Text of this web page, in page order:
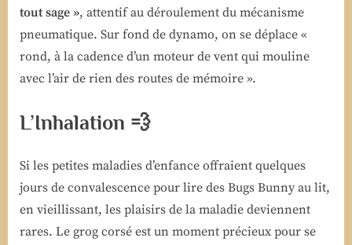
tout sage », attentif au déroulement du mécanisme
pneumatique. Sur fond de dynamo, on se déplace «
rond, à la cadence d’un moteur de vent qui mouline
avec l’air de rien des routes de mémoire ».
L’Inhalation 💨
Si les petites maladies d’enfance offraient quelques
jours de convalescence pour lire des Bugs Bunny au lit,
en vieillissant, les plaisirs de la maladie deviennent
rares. Le grog corsé est un moment précieux pour se